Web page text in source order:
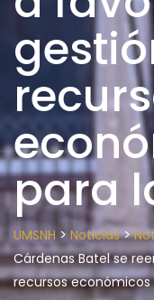
para
UMSNH > Noticias>
Cárdenas Batel se
recursos económicos